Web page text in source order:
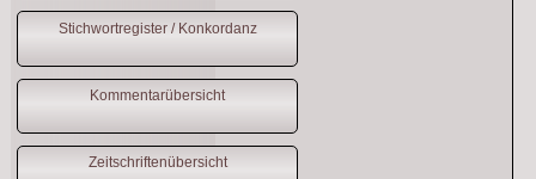
Stichwortregister / Konkordanz
Kommentarübersicht
Zeitschriftenübersicht